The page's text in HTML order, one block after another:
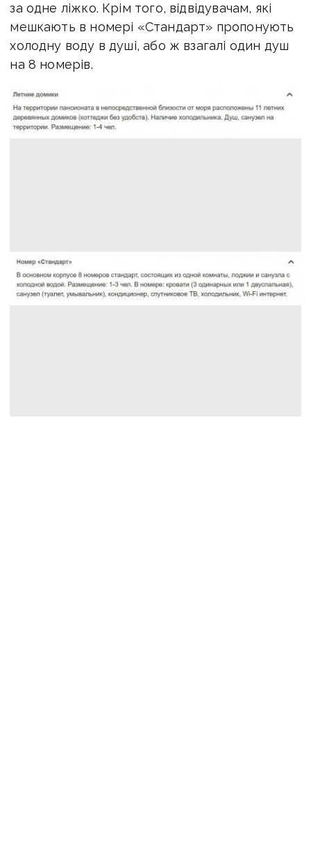
за одне ліжко. Крім того, відвідувачам, які
мешкають в номері «Стандарт» пропонують
холодну воду в душі, або ж взагалі один душ
на 8 номерів.